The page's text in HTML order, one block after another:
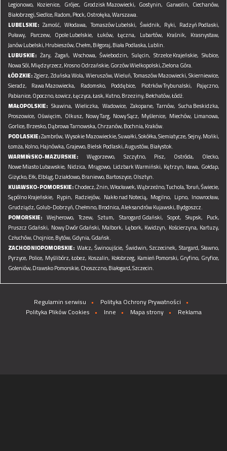
Legionowo, Kozienice, Grójec, Grodzisk Mazowiecki, Gostynin, Garwolin, Ciechanów,
Białobrzegi,Siedlce,Radom,Płock,Ostrołęka,Warszawa.
LUBELSKIE: Zamość, Włodawa, Tomaszów Lubelski, Świdnik, Ryki, Radzyń Podlaski,
Puławy, Parczew, Opole Lubelskie, Łuków, Łęczna, Lubartów, Kraśnik, Krasnystaw,
Janów Lubelski,Hrubieszów,Chełm,Biłgoraj,Biała Podlaska,Lublin.
LUBUSKIE: Żary, Żagań, Wschowa, Świebodzin, Sulęcin, Strzelce Krajeńskie, Słubice,
Nowa Sól,Międzyrzecz,Krosno Odrzańskie,Gorzów Wielkopolski,Zielona Góra.
ŁÓDZKIE:Zgierz,Zduńska Wola,Wieruszów,Wieluń,Tomaszów Mazowiecki,Skierniewice,
Sieradz, Rawa Mazowiecka, Radomsko, Poddębice, Piotrków Trybunalski, Pajęczno,
Pabianice,Opoczno,Łowicz,Łęczyca,Łask,Kutno,Brzeziny,Bełchatów,Łódź.
MAŁOPOLSKIE: Skawina, Wieliczka, Wadowice, Zakopane, Tarnów, Sucha Beskidzka,
Proszowice, Oświęcim, Olkusz, Nowy Targ, Nowy Sącz, Myślenice, Miechów, Limanowa,
Gorlice,Brzesko,Dąbrowa Tarnowska,Chrzanów,Bochnia,Kraków.
PODLASKIE:Zambrów,Wysokie Mazowieckie,Suwałki,Sokółka,Siemiatycze,Sejny,Mońki,
Łomża,Kolno,Hajnówka,Grajewo,Bielsk Podlaski,Augustów,Białystok.
WARMIŃSKO-MAZURSKIE:
Węgorzewo, Szczytno, Pisz, Ostróda,
Olecko,
Nowe Miasto Lubawskie, Nidzica, Mrągowo, Lidzbark Warmiński, Kętrzyn, Iława, Gołdap,
Giżycko,Ełk,Elbląg,Działdowo,Braniewo,Bartoszyce,Olsztyn.
KUJAWSKO-POMORSKIE:Chodecz,Żnin,Włocławek,Wąbrzeźno,Tuchola,Toruń,Świecie,
Sępólno Krajeńskie, Rypin, Radziejów, Nakło nad Notecią, Mogilno, Lipno, Inowrocław,
Grudziądz,Golub-Dobrzyń,Chełmno,Brodnica,Aleksandrów Kujawski,Bydgoszcz.
POMORSKIE: Wejherowo, Tczew, Sztum, Starogard Gdański, Sopot, Słupsk, Puck,
Pruszcz Gdański, Nowy Dwór Gdański, Malbork, Lębork, Kwidzyn, Kościerzyna, Kartuzy,
Człuchów,Chojnice,Bytów,Gdynia,Gdańsk.
ZACHODNIOPOMORSKIE: Wałcz, Świnoujście, Świdwin, Szczecinek, Stargard, Sławno,
Pyrzyce, Police, Myślibórz,Łobez, Koszalin, Kołobrzeg, Kamień Pomorski, Gryfino, Gryfice,
Goleniów,Drawsko Pomorskie,Choszczno,Białogard,Szczecin.
Regulamin serwisu
Polityka Ochrony Prywatności
Polityka Plików Cookies
Inne Mapa strony Reklama